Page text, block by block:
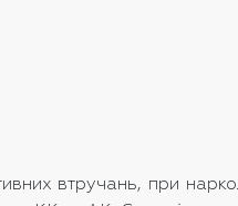
втручань, при